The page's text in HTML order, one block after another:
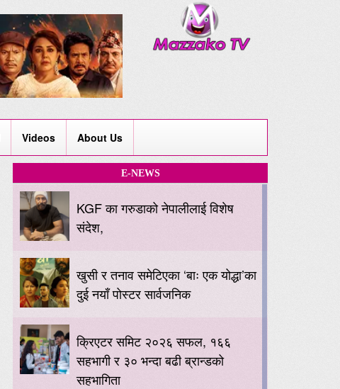
Videos About Us
E-NEWS
KGF का गरुडाको नेपालीलाई विशेष
संदेश,
खुसी र तनाव समेटिएका ‘बाः एक योद्धा’का
दुई नयाँ पोस्टर सार्वजनिक
क्रिएटर समिट २०२६ सफल, १६६
सहभागी र ३० भन्दा बढी ब्रान्डको
सहभागिता